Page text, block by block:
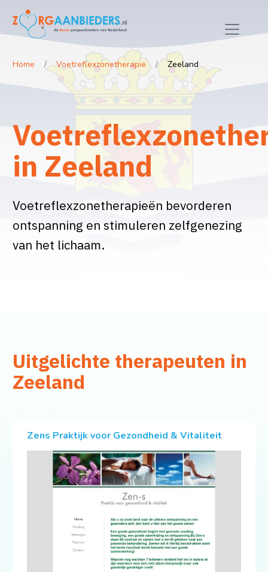
Home Voetreflexzonetherapie Zeeland
in Zeeland
Voetreflexzonetherapieën bevorderen
ontspanning en stimuleren zelfgenezing
van het lichaam.
Uitgelichte therapeuten in
Zeeland
Zens Praktijk voor Gezondheid & Vitaliteit